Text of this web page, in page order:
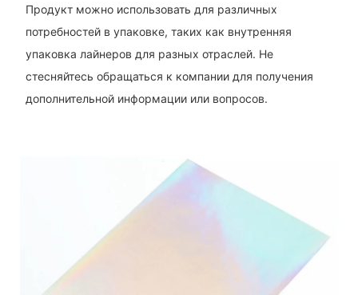
Продукт можно использовать для различных
потребностей в упаковке, таких как внутренняя
упаковка лайнеров для разных отраслей. Не
стесняйтесь обращаться к компании для получения
дополнительной информации или вопросов.